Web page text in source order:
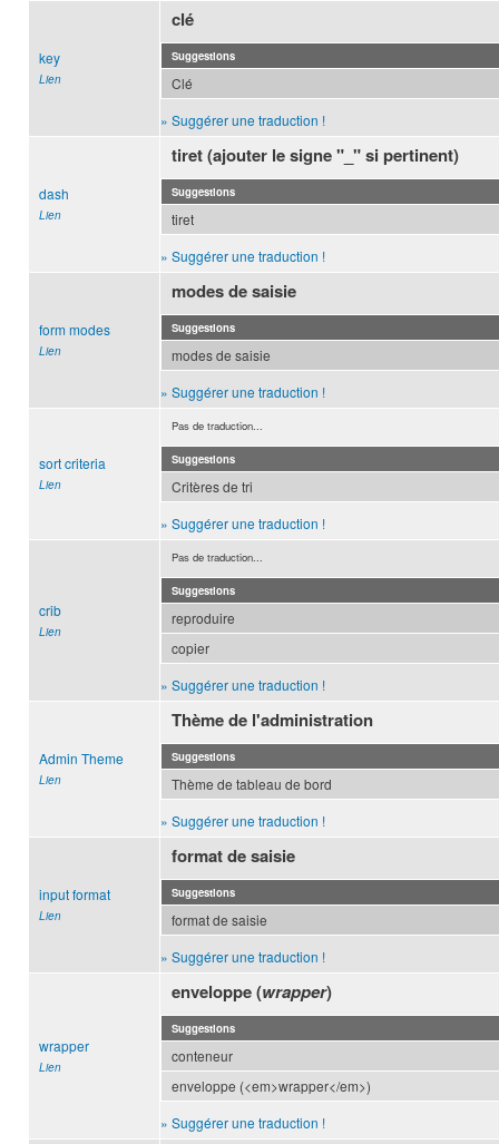
key
Lien
clé
Suggestions
Clé
» Suggérer une traduction !
dash
Lien
tiret (ajouter le signe "_" si pertinent)
Suggestions
tiret
» Suggérer une traduction !
form modes
Lien
modes de saisie
Suggestions
modes de saisie
» Suggérer une traduction !
sort criteria
Lien
Pas de traduction...
Suggestions
Critères de tri
» Suggérer une traduction !
crib
Lien
Pas de traduction...
Suggestions
reproduire
copier
» Suggérer une traduction !
Admin Theme
Lien
Thème de l'administration
Suggestions
Thème de tableau de bord
» Suggérer une traduction !
input format
Lien
format de saisie
Suggestions
format de saisie
» Suggérer une traduction !
wrapper
Lien
enveloppe (wrapper)
Suggestions
conteneur
enveloppe (<em>wrapper</em>)
» Suggérer une traduction !